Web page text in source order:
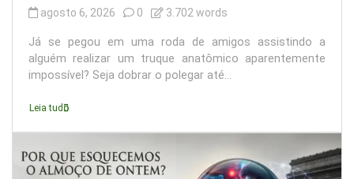
agosto 6, 2026 0 3.702 words
Já se pegou em uma roda de amigos assistindo a
alguém realizar um truque anatômico aparentemente
impossível? Seja dobrar o polegar até...
Leia tudo